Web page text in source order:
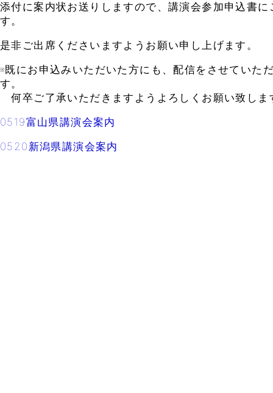
添付に案内状お送りしますので、講演会参加申込書
す。
是非ご出席くださいますようお願い申し上げます。
※既にお申込みいただいた方にも、配信をさせていた
す。
何卒ご了承いただきますようよろしくお願い致しま
0519富山県講演会案内
0520新潟県講演会案内